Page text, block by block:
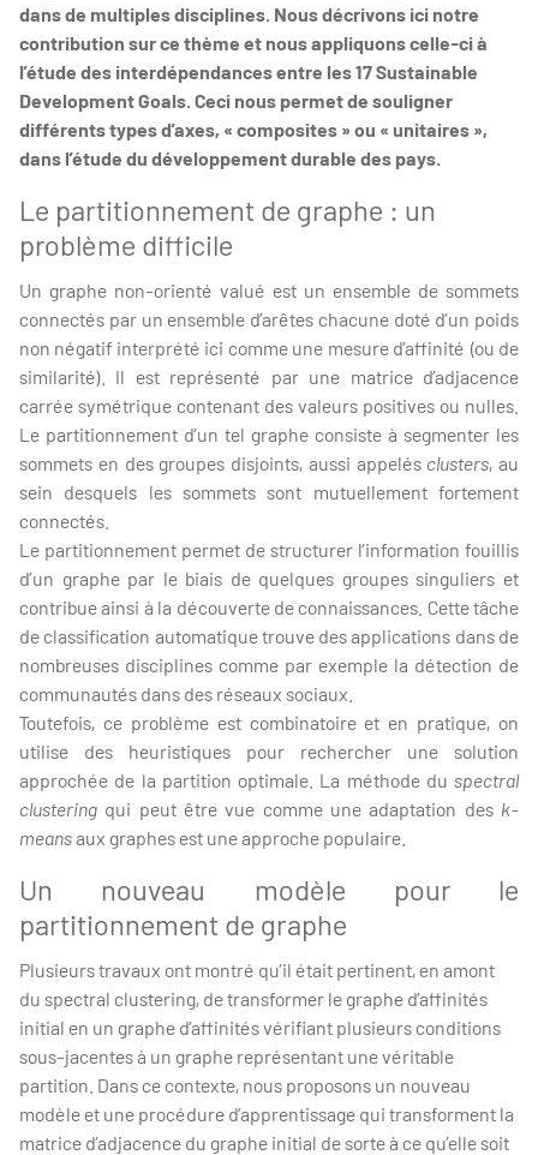
dans de multiples disciplines. Nous décrivons ici notre
contribution sur ce thème et nous appliquons celle-ci à
l’étude des interdépendances entre les 17 Sustainable
Development Goals. Ceci nous permet de souligner
différents types d’axes, « composites » ou « unitaires »,
dans l’étude du développement durable des pays.
Le partitionnement de graphe : un
problème difficile
Un graphe non-orienté valué est un ensemble de sommets
connectés par un ensemble d’arêtes chacune doté d’un poids
non négatif interprété ici comme une mesure d’affinité (ou de
similarité). Il est représenté par une matrice d’adjacence
carrée symétrique contenant des valeurs positives ou nulles.
Le partitionnement d’un tel graphe consiste à segmenter les
sommets en des groupes disjoints, aussi appelés clusters, au
sein desquels les sommets sont mutuellement fortement
connectés.
Le partitionnement permet de structurer l’information fouillis
d’un graphe par le biais de quelques groupes singuliers et
contribue ainsi à la découverte de connaissances. Cette tâche
de classification automatique trouve des applications dans de
nombreuses disciplines comme par exemple la détection de
communautés dans des réseaux sociaux.
Toutefois, ce problème est combinatoire et en pratique, on
utilise des heuristiques pour rechercher une solution
approchée de la partition optimale. La méthode du spectral
clustering qui peut être vue comme une adaptation des k-
meansaux graphes est une approche populaire.
Un nouveau modèle pour le
partitionnement de graphe
Plusieurs travaux ont montré qu’il était pertinent, en amont
du spectral clustering, de transformer le graphe d’affinités
initial en un graphe d’affinités vérifiant plusieurs conditions
sous-jacentes à un graphe représentant une véritable
partition. Dans ce contexte, nous proposons un nouveau
modèle et une procédure d’apprentissage qui transforment la
matrice d’adjacence du graphe initial de sorte à ce qu’elle soit